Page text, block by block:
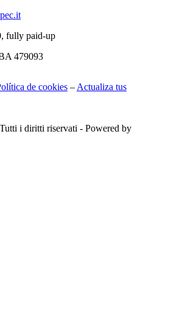
fully paid-up
479093
de cookies – Actualiza tus
i diritti riservati - Powered by